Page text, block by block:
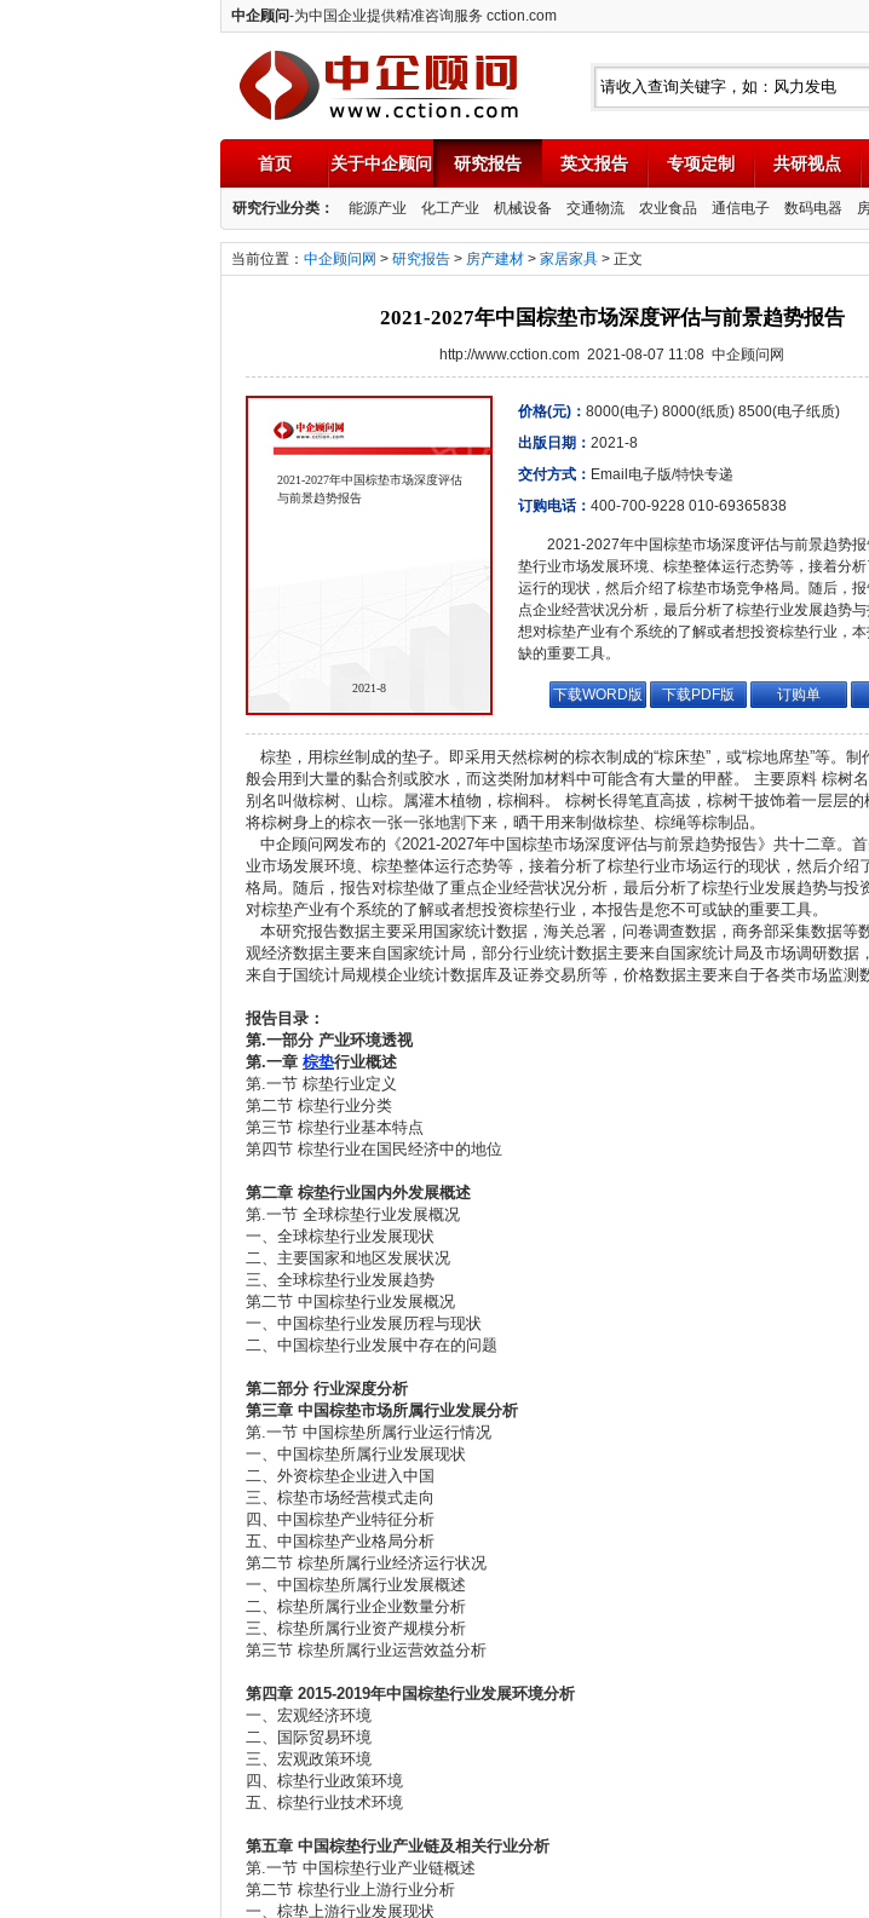
中企顾问-为中国企业提供精准咨询服务 cction.com
中企顾问
首页 关于中企顾问 研究报告 英文报告 专项定制 共研视点
研究行业分类： 能源产业 化工产业 机械设备 交通物流 农业食品 通信电子 数码电器
当前位置： 中企顾问网 > 研究报告 > 房产建材 > 家居家具 > 正文
2021-2027年中国棕垫市场深度评估与前景趋势报告
http://www.cction.com 2021-08-07 11:08 中企顾问网
2021-2027年中国棕垫市场深度评估
与前景趋势报告
2021-8
价格(元)： 8000(电子) 8000(纸质) 8500(电子纸质)
出版日期： 2021-8
交付方式： Email电子版/特快专递
订购电话： 400-700-9228 010-69365838
2021-2027年中国棕垫市场深度评估与前景趋势
垫行业市场发展环境、棕垫整体运行态势等，接着分
运行的现状，然后介绍了棕垫市场竞争格局。随后，
点企业经营状况分析，最后分析了棕垫行业发展趋势
想对棕垫产业有个系统的了解或者想投资棕垫行业，
缺的重要工具。
下载WORD版 下载PDF版 订购单
棕垫，用棕丝制成的垫子。即采用天然棕树的棕衣制成的“棕床垫”，或“棕地席垫”等。制
般会用到大量的黏合剂或胶水，而这类附加材料中可能含有大量的甲醛。 主要原料 棕树名
别名叫做棕树、山棕。属灌木植物，棕榈科。 棕树长得笔直高拔，棕树干披饰着一层层的
将棕树身上的棕衣一张一张地割下来，晒干用来制做棕垫、棕绳等棕制品。
中企顾问网发布的《2021-2027年中国棕垫市场深度评估与前景趋势报告》共十二章。
业市场发展环境、棕垫整体运行态势等，接着分析了棕垫行业市场运行的现状，然后介绍
格局。随后，报告对棕垫做了重点企业经营状况分析，最后分析了棕垫行业发展趋势与投
对棕垫产业有个系统的了解或者想投资棕垫行业，本报告是您不可或缺的重要工具。
本研究报告数据主要采用国家统计数据，海关总署，问卷调查数据，商务部采集数据等
观经济数据主要来自国家统计局，部分行业统计数据主要来自国家统计局及市场调研数据
来自于国统计局规模企业统计数据库及证券交易所等，价格数据主要来自于各类市场监测
报告目录：
第.一部分 产业环境透视
第.一章 棕垫行业概述
第.一节 棕垫行业定义
第二节 棕垫行业分类
第三节 棕垫行业基本特点
第四节 棕垫行业在国民经济中的地位
第二章 棕垫行业国内外发展概述
第.一节 全球棕垫行业发展概况
一、全球棕垫行业发展现状
二、主要国家和地区发展状况
三、全球棕垫行业发展趋势
第二节 中国棕垫行业发展概况
一、中国棕垫行业发展历程与现状
二、中国棕垫行业发展中存在的问题
第二部分 行业深度分析
第三章 中国棕垫市场所属行业发展分析
第.一节 中国棕垫所属行业运行情况
一、中国棕垫所属行业发展现状
二、外资棕垫企业进入中国
三、棕垫市场经营模式走向
四、中国棕垫产业特征分析
五、中国棕垫产业格局分析
第二节 棕垫所属行业经济运行状况
一、中国棕垫所属行业发展概述
二、棕垫所属行业企业数量分析
三、棕垫所属行业资产规模分析
第三节 棕垫所属行业运营效益分析
第四章 2015-2019年中国棕垫行业发展环境分析
一、宏观经济环境
二、国际贸易环境
三、宏观政策环境
四、棕垫行业政策环境
五、棕垫行业技术环境
第五章 中国棕垫行业产业链及相关行业分析
第.一节 中国棕垫行业产业链概述
第二节 棕垫行业上游行业分析
一、棕垫上游行业发展现状